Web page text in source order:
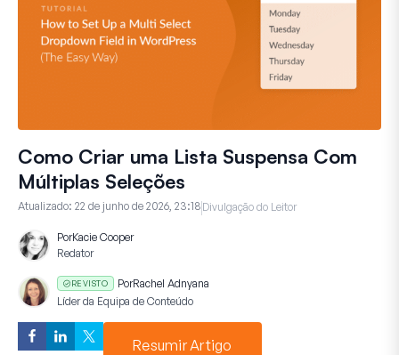
Como Criar uma Lista Suspensa Com
Múltiplas Seleções
Atualizado: 22 de junho de 2026, 23:18 Divulgação do Leitor
PorKacie Cooper
Redator
REVISTO PorRachel Adnyana
Líder da Equipa de Conteúdo
Resumir Artigo